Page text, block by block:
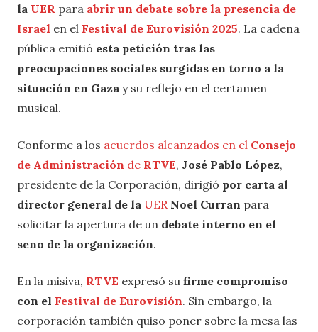
la UER para abrir un debate sobre la presencia de
Israel en el Festival de Eurovisión 2025. La cadena
pública emitió esta petición tras las
preocupaciones sociales surgidas en torno a la
situación en Gaza y su reflejo en el certamen
musical.
Conforme a los acuerdos alcanzados en el Consejo
de Administración de RTVE, José Pablo López,
presidente de la Corporación, dirigió por carta al
director general de la UER Noel Curran para
solicitar la apertura de un debate interno en el
seno de la organización.
En la misiva, RTVE expresó su firme compromiso
con el Festival de Eurovisión. Sin embargo, la
corporación también quiso poner sobre la mesa las